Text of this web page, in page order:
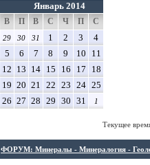
Январь 2014
В П В С Ч П
С
29 30 31 1 2 3 4
5 6 7 8 9 10 11
12 13 14 15 16 17 18
19 20 21 22 23 24 25
26 27 28 29 30 31 1
Текущее
ФОРУМ: Минералы - Минералогия -